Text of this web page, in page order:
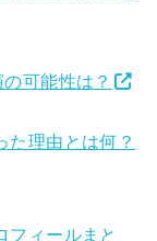
可能性は？
理由とは何？
ィールまと